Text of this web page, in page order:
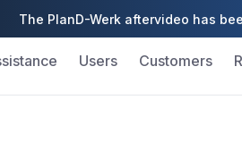
The PlanD-Werk aftervideo has
Users Customers